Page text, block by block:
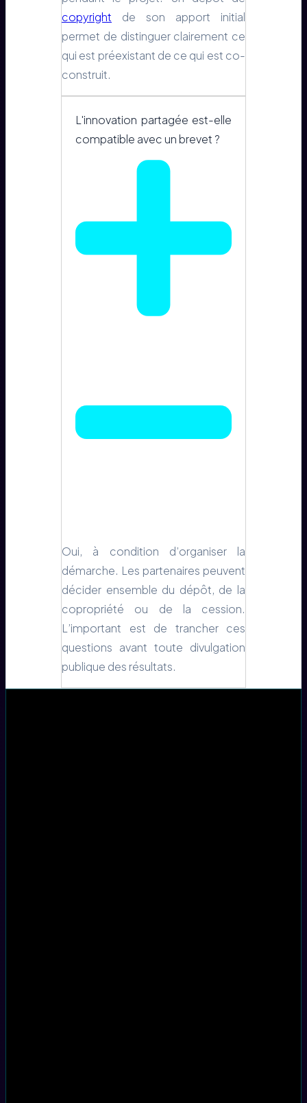
copyright de son apport initial
permet de distinguer clairement ce
qui est préexistant de ce qui est co-
construit.
L'innovation partagée est-elle
compatible avec un brevet ?
Oui, à condition d’organiser la
démarche. Les partenaires peuvent
décider ensemble du dépôt, de la
copropriété ou de la cession.
L’important est de trancher ces
questions avant toute divulgation
publique des résultats.